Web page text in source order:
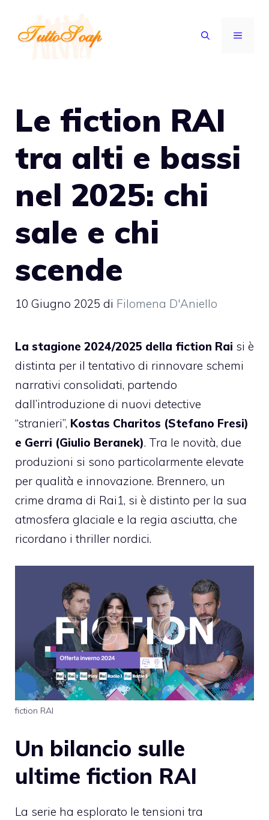
contenuto
MENU
Le fiction RAI
tra alti e bassi
nel 2025: chi
sale e chi
scende
10 Giugno 2025 di Filomena D'Aniello
La stagione 2024/2025 della fiction Rai si è
distinta per il tentativo di rinnovare schemi
narrativi consolidati, partendo
dall’introduzione di nuovi detective
“stranieri”, Kostas Charitos (Stefano Fresi)
e Gerri (Giulio Beranek). Tra le novità, due
produzioni si sono particolarmente elevate
per qualità e innovazione. Brennero, un
crime drama di Rai1, si è distinto per la sua
atmosfera glaciale e la regia asciutta, che
ricordano i thriller nordici.
fiction RAI
Un bilancio sulle
ultime fiction RAI
La serie ha esplorato le tensioni tra